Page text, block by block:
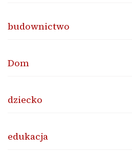
budownictwo
Dom
dziecko
edukacja